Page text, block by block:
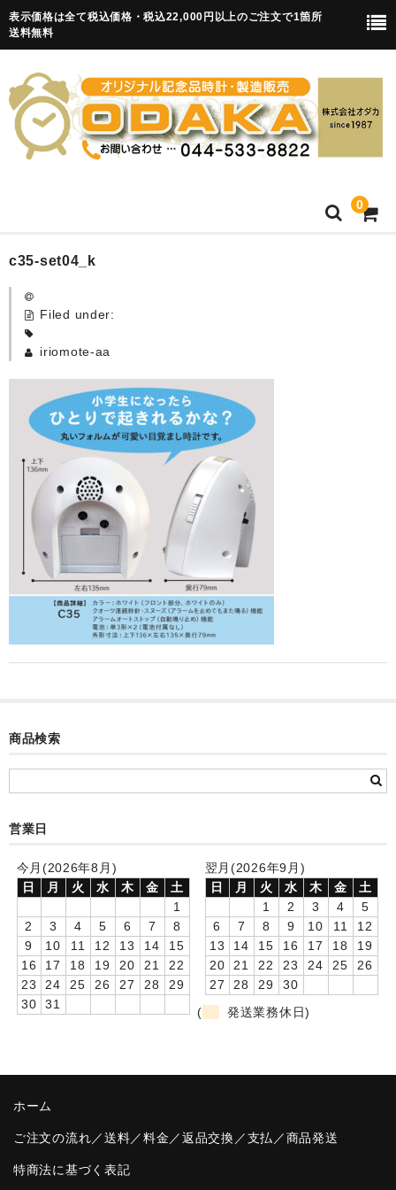
表示価格は全て税込価格・税込22,000円以上のご注文で1箇所
送料無料
0
HOME
卒園記念品
カード付フォトフレームクロック(集合)
目覚まし時計(集合＋個別)
メロディ時計(集合)
音声時計(集合)
目覚まし時計(個別)
お絵かきギャラリープラス(絵＋個別)
メロディ時計(個別)
お絵かきギャラリー
卒園DVDアルバム
卒業記念品
音声入りフォトフレームクロック(集合)
音声入りフォトフレームクロック(校歌)
スポーツウォッチ
c35-set04_k
Filed under:
iriomote-aa
商品検索
営業日
今月(2026年8月)
日
月 火 水 木 金
土
1
2
3 4 5 6 7
8
9
10 11 12 13 14
15
16
17 18 19 20 21
22
23
24 25 26 27 28
29
30
31
翌月(2026年9月)
日
月 火 水 木 金
土
1
2 3 4
5
6
7 8 9 10 11
12
13
14 15 16 17 18
19
20
21 22 23 24 25
26
27
28 29
30
(
発送業務休日)
ホーム
ご注文の流れ／送料／料金／返品交換／支払／商品発送
特商法に基づく表記